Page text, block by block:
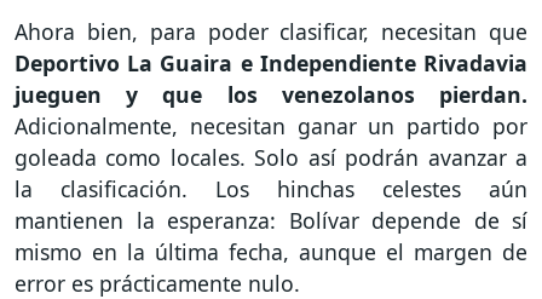
Ahora bien, para poder clasificar, necesitan que
Deportivo La Guaira e Independiente Rivadavia
jueguen y que los venezolanos pierdan.
Adicionalmente, necesitan ganar un partido por
goleada como locales. Solo así podrán avanzar a
la clasificación. Los hinchas celestes aún
mantienen la esperanza: Bolívar depende de sí
mismo en la última fecha, aunque el margen de
error es prácticamente nulo.